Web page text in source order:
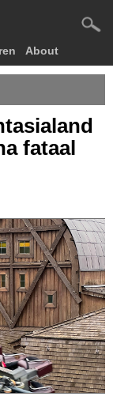
About
fataal